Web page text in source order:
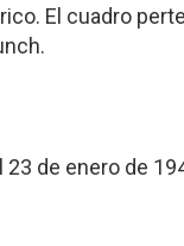
El cuadro
23 de enero de